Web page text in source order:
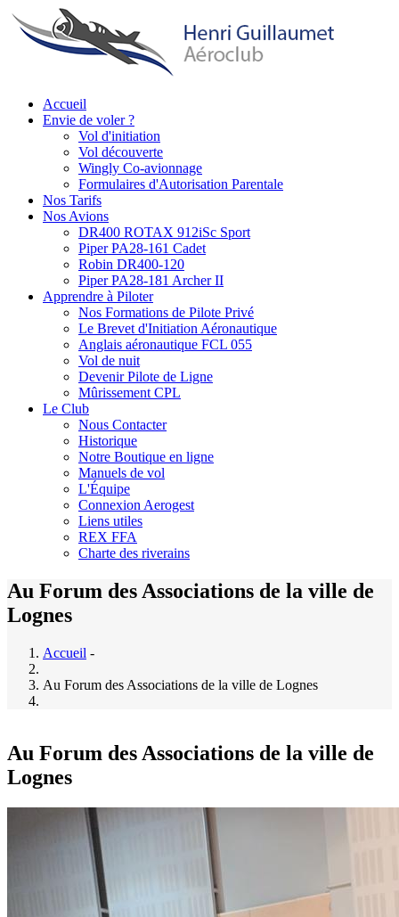
Aller
au
contenu
Main
navigation
Accueil
Envie de voler ?
Vol d'initiation
Vol découverte
Wingly Co-avionnage
Formulaires d'Autorisation Parentale
Nos Tarifs
Nos Avions
DR400 ROTAX 912iSc Sport
Piper PA28-161 Cadet
Robin DR400-120
Piper PA28-181 Archer II
Apprendre à Piloter
Nos Formations de Pilote Privé
Le Brevet d'Initiation Aéronautique
Anglais aéronautique FCL 055
Vol de nuit
Devenir Pilote de Ligne
Mûrissement CPL
Le Club
Nous Contacter
Historique
Notre Boutique en ligne
Manuels de vol
L'Équipe
Connexion Aerogest
Liens utiles
REX FFA
Charte des riverains
Au Forum des Associations de la ville de
Lognes
Accueil -
Au Forum des Associations de la ville de Lognes
Au Forum des Associations de la ville de
Lognes